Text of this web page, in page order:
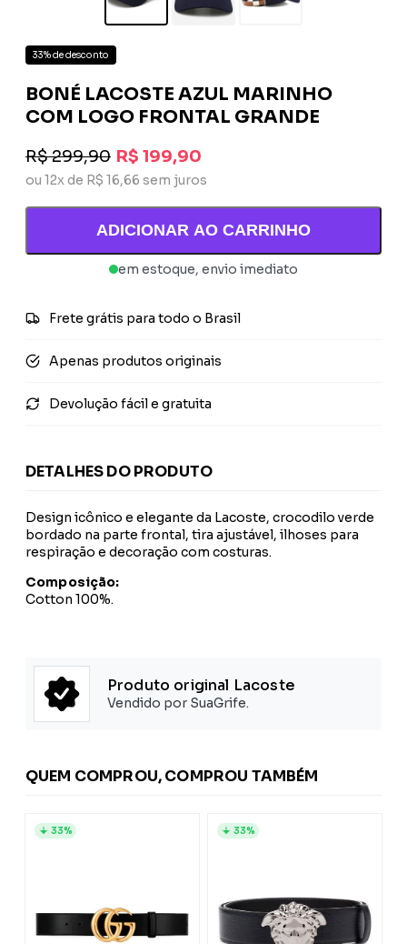
33% de desconto
BONÉ LACOSTE AZUL MARINHO
COM LOGO FRONTAL GRANDE
R$ 299,90 R$ 199,90
ou 12x de R$ 16,66 sem juros
ADICIONAR AO CARRINHO
em estoque, envio imediato
Frete grátis para todo o Brasil
Apenas produtos originais
Devolução fácil e gratuita
DETALHES DO PRODUTO
Design icônico e elegante da Lacoste, crocodilo verde
bordado na parte frontal, tira ajustável, ilhoses para
respiração e decoração com costuras.
Composição:
Cotton 100%.
Produto original Lacoste
Vendido por SuaGrife.
QUEM COMPROU, COMPROU TAMBÉM
33% 33%